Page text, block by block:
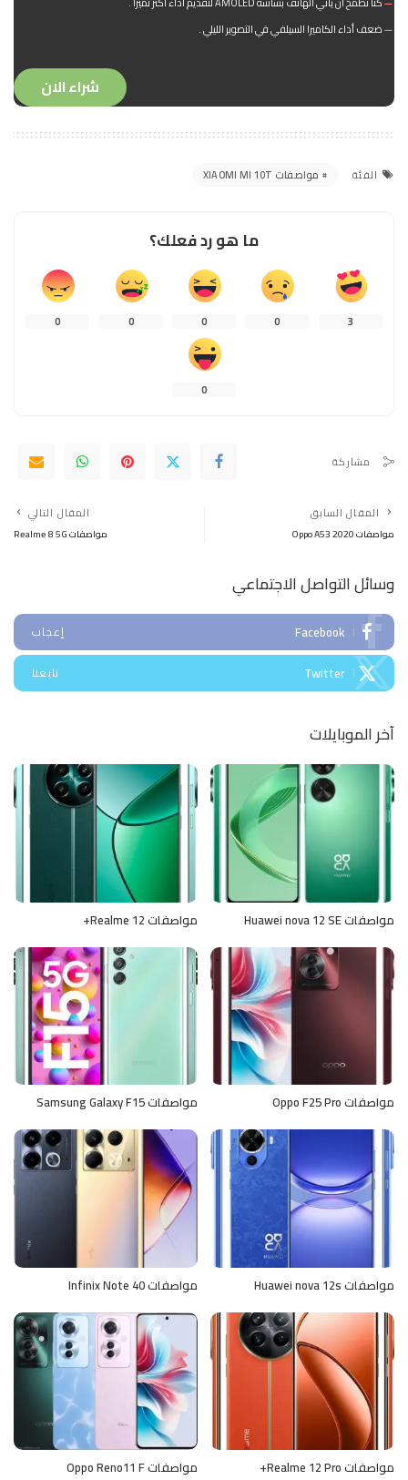
ضعف أداء الكاميرا السيلفي في التصوير الليلي .
شراء الان
الفئة مواصفات XIAOMI MI 10T
ما هو رد فعلك؟
3
0
0
0
0
0
مشاركة
المقال السابق
مواصفات Oppo A53 2020
المقال التالي
مواصفات Realme 8 5G
وسائل التواصل الاجتماعي
Facebook إعجاب
Twitter تابعنا
آخر الموبايلات
مواصفات Huawei nova 12 SE مواصفات Realme 12+
مواصفات Oppo F25 Pro مواصفات Samsung Galaxy F15
مواصفات Huawei nova 12s مواصفات Infinix Note 40
مواصفات Realme 12 Pro+ مواصفات Oppo Reno11 F